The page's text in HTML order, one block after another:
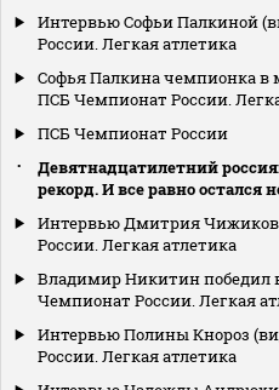
Интервью Софьи Палкиной
России. Легкая атлетика
Софья Палкина чемпионка в
ПСБ Чемпионат России.
ПСБ Чемпионат России
Девятнадцатилетний
рекорд. И все равно остался
Интервью Дмитрия
России. Легкая атлетика
Владимир Никитин победил
Чемпионат России. Легкая
Интервью Полины Кнороз
России. Легкая атлетика